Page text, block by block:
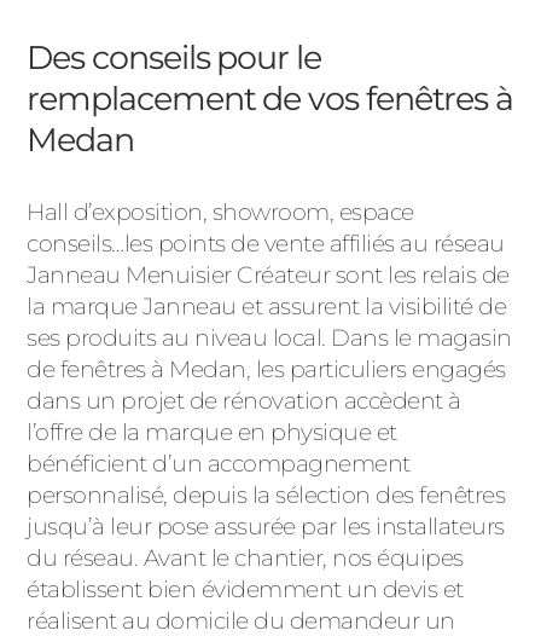
Des conseils pour le
remplacement de vos fenêtres à
Medan
Hall d’exposition, showroom, espace
conseils…les points de vente affiliés au réseau
Janneau Menuisier Créateur sont les relais de
la marque Janneau et assurent la visibilité de
ses produits au niveau local. Dans le magasin
de fenêtres à Medan, les particuliers engagés
dans un projet de rénovation accèdent à
l’offre de la marque en physique et
bénéficient d’un accompagnement
personnalisé, depuis la sélection des fenêtres
jusqu’à leur pose assurée par les installateurs
du réseau. Avant le chantier, nos équipes
établissent bien évidemment un devis et
réalisent au domicile du demandeur un